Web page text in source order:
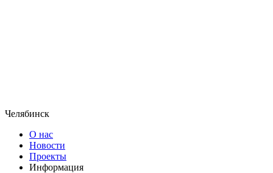
Челябинск
О нас
Новости
Проекты
Информация